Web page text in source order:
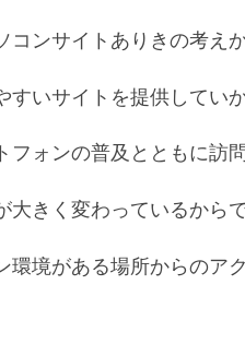
コンサイトありきの考え
すいサイトを提供してい
フォンの普及とともに訪
大きく変わっているからで
環境がある場所からのア